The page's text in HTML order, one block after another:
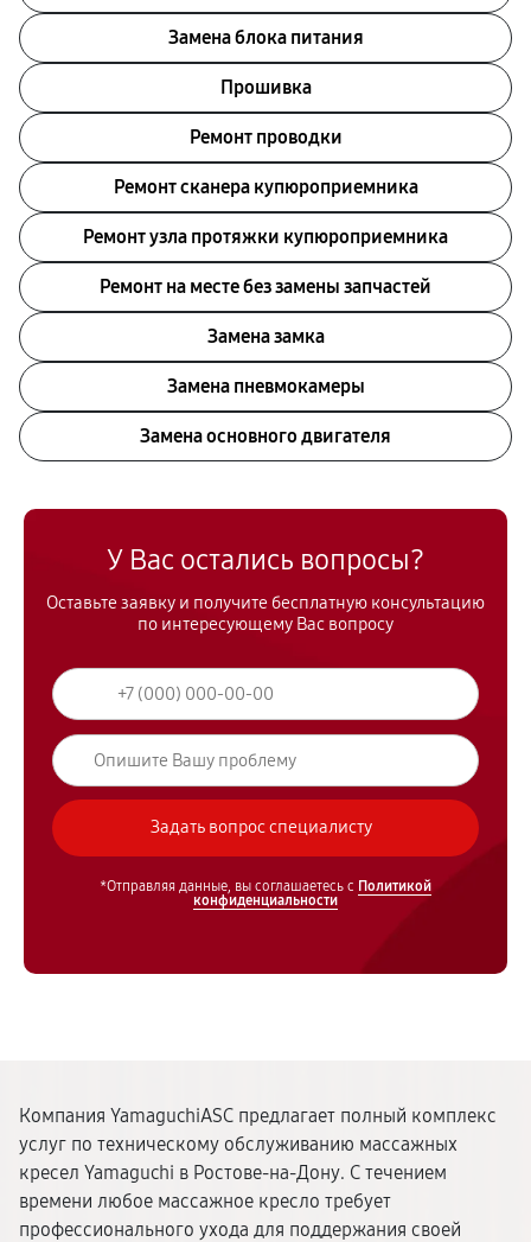
Замена блока питания
Прошивка
Ремонт проводки
Ремонт сканера купюроприемника
Ремонт узла протяжки купюроприемника
Ремонт на месте без замены запчастей
Замена замка
Замена пневмокамеры
Замена основного двигателя
У Вас остались вопросы?
Оставьте заявку и получите бесплатную консультацию
по интересующему Вас вопросу
*Отправляя данные, вы соглашаетесь с Политикой
конфиденциальности
Компания YamaguchiASC предлагает полный комплекс
услуг по техническому обслуживанию массажных
кресел Yamaguchi в Ростове-на-Дону. С течением
времени любое массажное кресло требует
профессионального ухода для поддержания своей